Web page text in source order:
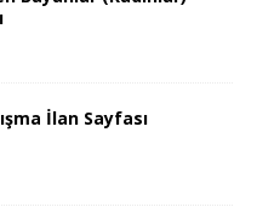
İlan Sayfası